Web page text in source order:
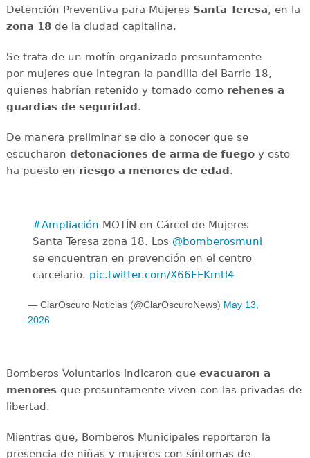
Detención Preventiva para Mujeres Santa Teresa, en la
zona 18de la ciudad capitalina.
Se trata de un motín organizado presuntamente
por mujeres que integran la pandilla del Barrio 18,
quienes habrían retenido y tomado como rehenes a
guardias de seguridad.
De manera preliminar se dio a conocer que se
escucharon detonaciones de arma de fuegoy esto
ha puesto en riesgo a menores de edad.
#Ampliación MOTÍN en Cárcel de Mujeres
Santa Teresa zona 18. Los @bomberosmuni
se encuentran en prevención en el centro
carcelario. pic.twitter.com/X66FEKmtl4
— ClarOscuro Noticias (@ClarOscuroNews) May 13,
2026
Bomberos Voluntarios indicaron que evacuaron a
menoresque presuntamente viven con las privadas de
libertad.
Mientras que, Bomberos Municipales reportaron la
presencia de niñas y mujeres con síntomas de